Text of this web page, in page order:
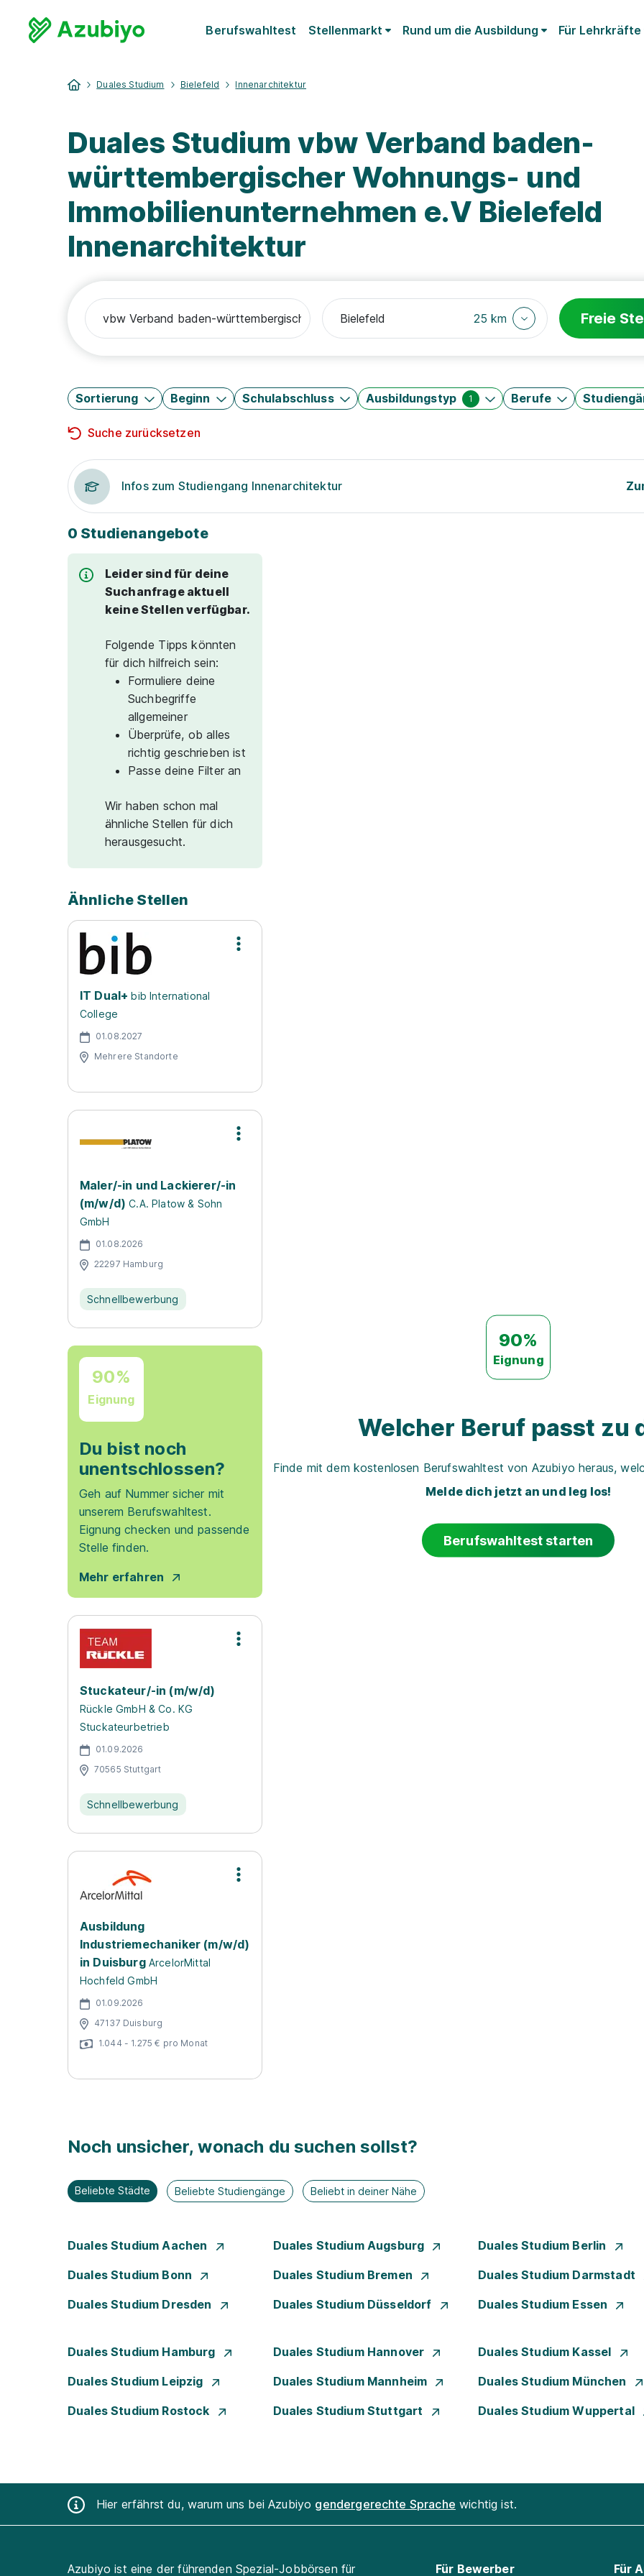
Berufswahltest Stellenmarkt Rund um die Ausbildung Für Lehrkräfte
Duales Studium Bielefeld Innenarchitektur
Duales Studium vbw Verband baden-
württembergischer Wohnungs- und
Immobilienunternehmen e.V Bielefeld
Innenarchitektur
25 km Freie
Sortierung Beginn Schulabschluss Ausbildungstyp 1 Berufe
Suche zurücksetzen
Infos zum Studiengang Innenarchitektur
0 Studienangebote
Leider sind für deine
Suchanfrage aktuell
keine Stellen verfügbar.
Folgende Tipps könnten
für dich hilfreich sein:
Formuliere deine
Suchbegriffe
allgemeiner
Überprüfe, ob alles
richtig geschrieben ist
Passe deine Filter an
Wir haben schon mal
ähnliche Stellen für dich
herausgesucht.
Ähnliche Stellen
IT Dual+ bib International
College
01.08.2027
Mehrere Standorte
Maler/-in und Lackierer/-in
(m/w/d) C.A. Platow & Sohn
GmbH
01.08.2026
22297 Hamburg
Schnellbewerbung
90%
Eignung
Du bist noch
unentschlossen?
Geh auf Nummer sicher mit
unserem Berufswahltest.
Eignung checken und passende
Stelle finden.
Mehr erfahren
Stuckateur/-in (m/w/d)
Rückle GmbH & Co. KG
Stuckateurbetrieb
01.09.2026
70565 Stuttgart
Schnellbewerbung
Ausbildung
Industriemechaniker (m/w/d)
in Duisburg ArcelorMittal
Hochfeld GmbH
01.09.2026
47137 Duisburg
1.044 - 1.275 € pro Monat
90%
Eignung
Welcher Beruf passt zu
Finde mit dem kostenlosen Berufswahltest von Azubiyo heraus,
Melde dich jetzt an und leg los!
Berufswahltest starten
Noch unsicher, wonach du suchen sollst?
Beliebte Städte Beliebte Studiengänge Beliebt in deiner Nähe
Duales Studium Aachen Duales Studium Augsburg Duales Studium Berlin
Duales Studium Bonn Duales Studium Bremen Duales Studium Darmstadt
Duales Studium Dresden Duales Studium Düsseldorf Duales Studium Essen
Duales Studium Hamburg Duales Studium Hannover Duales Studium Kassel
Duales Studium Leipzig Duales Studium Mannheim Duales Studium München
Duales Studium Rostock Duales Studium Stuttgart Duales Studium Wuppertal
Hier erfährst du, warum uns bei Azubiyo gendergerechte Sprache wichtig ist.
Azubiyo ist eine der führenden Spezial-Jobbörsen für Für Bewerber Für